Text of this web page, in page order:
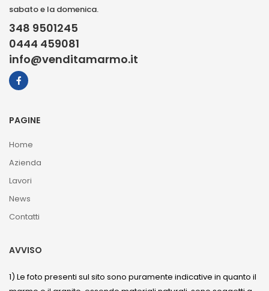
sabato e la domenica.
348 9501245
0444 459081
info@venditamarmo.it
PAGINE
Home
Azienda
Lavori
News
Contatti
AVVISO
1) Le foto presenti sul sito sono puramente indicative in quanto il